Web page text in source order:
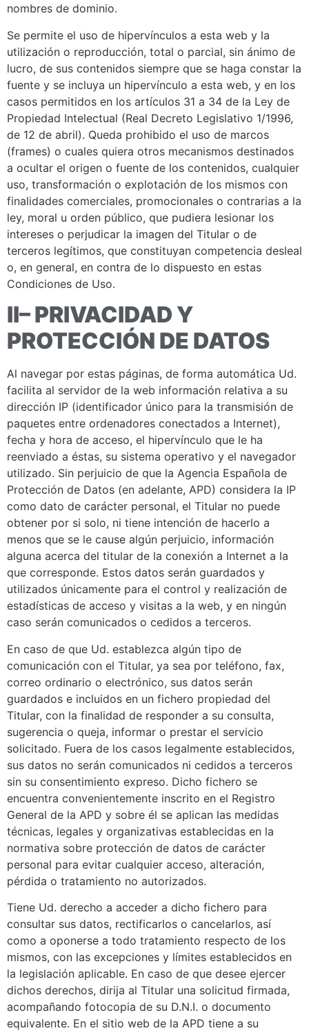
nombres de dominio.
Se permite el uso de hipervínculos a esta web y la
utilización o reproducción, total o parcial, sin ánimo de
lucro, de sus contenidos siempre que se haga constar la
fuente y se incluya un hipervínculo a esta web, y en los
casos permitidos en los artículos 31 a 34 de la Ley de
Propiedad Intelectual (Real Decreto Legislativo 1/1996,
de 12 de abril). Queda prohibido el uso de marcos
(frames) o cuales quiera otros mecanismos destinados
a ocultar el origen o fuente de los contenidos, cualquier
uso, transformación o explotación de los mismos con
finalidades comerciales, promocionales o contrarias a la
ley, moral u orden público, que pudiera lesionar los
intereses o perjudicar la imagen del Titular o de
terceros legítimos, que constituyan competencia desleal
o, en general, en contra de lo dispuesto en estas
Condiciones de Uso.
II– PRIVACIDAD Y
PROTECCIÓN DE DATOS
Al navegar por estas páginas, de forma automática Ud.
facilita al servidor de la web información relativa a su
dirección IP (identificador único para la transmisión de
paquetes entre ordenadores conectados a Internet),
fecha y hora de acceso, el hipervínculo que le ha
reenviado a éstas, su sistema operativo y el navegador
utilizado. Sin perjuicio de que la Agencia Española de
Protección de Datos (en adelante, APD) considera la IP
como dato de carácter personal, el Titular no puede
obtener por si solo, ni tiene intención de hacerlo a
menos que se le cause algún perjuicio, información
alguna acerca del titular de la conexión a Internet a la
que corresponde. Estos datos serán guardados y
utilizados únicamente para el control y realización de
estadísticas de acceso y visitas a la web, y en ningún
caso serán comunicados o cedidos a terceros.
En caso de que Ud. establezca algún tipo de
comunicación con el Titular, ya sea por teléfono, fax,
correo ordinario o electrónico, sus datos serán
guardados e incluidos en un fichero propiedad del
Titular, con la finalidad de responder a su consulta,
sugerencia o queja, informar o prestar el servicio
solicitado. Fuera de los casos legalmente establecidos,
sus datos no serán comunicados ni cedidos a terceros
sin su consentimiento expreso. Dicho fichero se
encuentra convenientemente inscrito en el Registro
General de la APD y sobre él se aplican las medidas
técnicas, legales y organizativas establecidas en la
normativa sobre protección de datos de carácter
personal para evitar cualquier acceso, alteración,
pérdida o tratamiento no autorizados.
Tiene Ud. derecho a acceder a dicho fichero para
consultar sus datos, rectificarlos o cancelarlos, así
como a oponerse a todo tratamiento respecto de los
mismos, con las excepciones y límites establecidos en
la legislación aplicable. En caso de que desee ejercer
dichos derechos, dirija al Titular una solicitud firmada,
acompañando fotocopia de su D.N.I. o documento
equivalente. En el sitio web de la APD tiene a su